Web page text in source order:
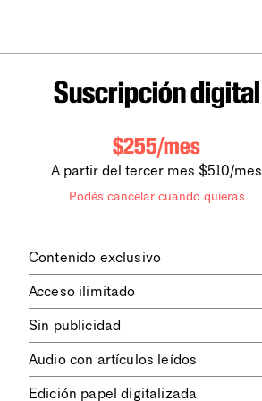
Suscripción digital
$255/mes
A partir del tercer mes $510/mes
Podés cancelar cuando quieras
Contenido exclusivo
digitales dela diaria
los contenidos de Le Monde
diplomatique.
Acceso ilimitado
contenidos.
Sin publicidad
publicitarios.
Audio con artículos leídos
Edición papel digitalizada